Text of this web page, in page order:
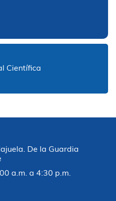
Científica
De la Guardia
a.m. a 4:30 p.m.